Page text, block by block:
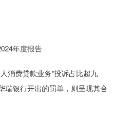
年度报告
消费贷款业务”投诉占比超九
瑞银行开出的罚单，则呈现其合